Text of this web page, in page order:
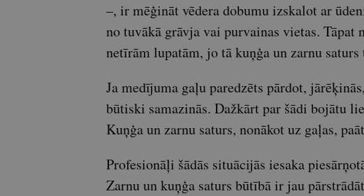
–, ir mēģināt vēdera dobumu izskalot ar
no tuvākā grāvja vai purvainas vietas. Tāpat
netīrām lupatām, jo tā kuņģa un zarnu
Ja medījuma gaļu paredzēts pārdot,
būtiski samazinās. Dažkārt par šādi bojātu
Kuņģa un zarnu saturs, nonākot uz gaļas,
Profesionāļi šādās situācijās iesaka
Zarnu un kuņģa saturs būtībā ir jau